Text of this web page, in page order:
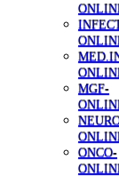
MGF-
ONCO-